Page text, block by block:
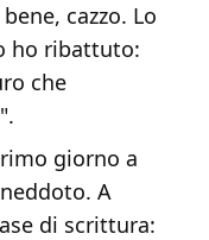
cazzo. Lo
ho ribattuto:
che
giorno a
A
di scrittura: